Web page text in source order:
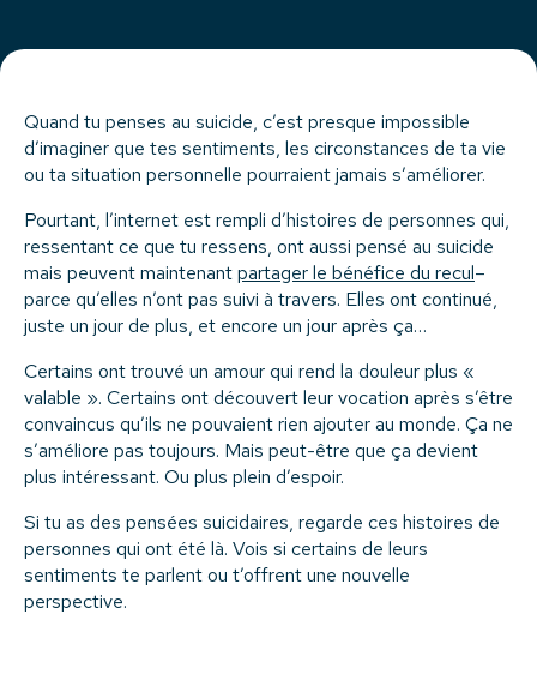
Quand tu penses au suicide, c’est presque impossible
d’imaginer que tes sentiments, les circonstances de ta vie
ou ta situation personnelle pourraient jamais s’améliorer.
Pourtant, l’internet est rempli d’histoires de personnes qui,
ressentant ce que tu ressens, ont aussi pensé au suicide
mais peuvent maintenantpartager le bénéfice du recul–
parce qu’elles n’ont pas suivi à travers. Elles ont continué,
juste un jour de plus, et encore un jour après ça…
Certains ont trouvé un amour qui rend la douleur plus «
valable ». Certains ont découvert leur vocation après s’être
convaincus qu’ils ne pouvaient rien ajouter au monde. Ça ne
s’améliore pas toujours. Mais peut-être que ça devient
plus intéressant. Ou plus plein d’espoir.
Si tu as des pensées suicidaires, regarde ces histoires de
personnes qui ont été là. Vois si certains de leurs
sentiments te parlent ou t’offrent une nouvelle
perspective.